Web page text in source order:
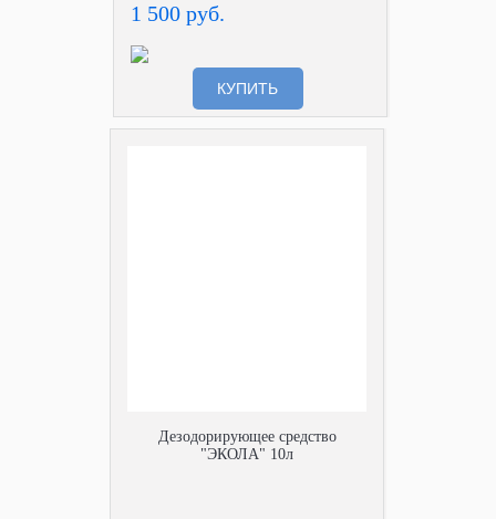
1 500 руб.
КУПИТЬ
Дезодорирующее средство
"ЭКОЛА" 10л